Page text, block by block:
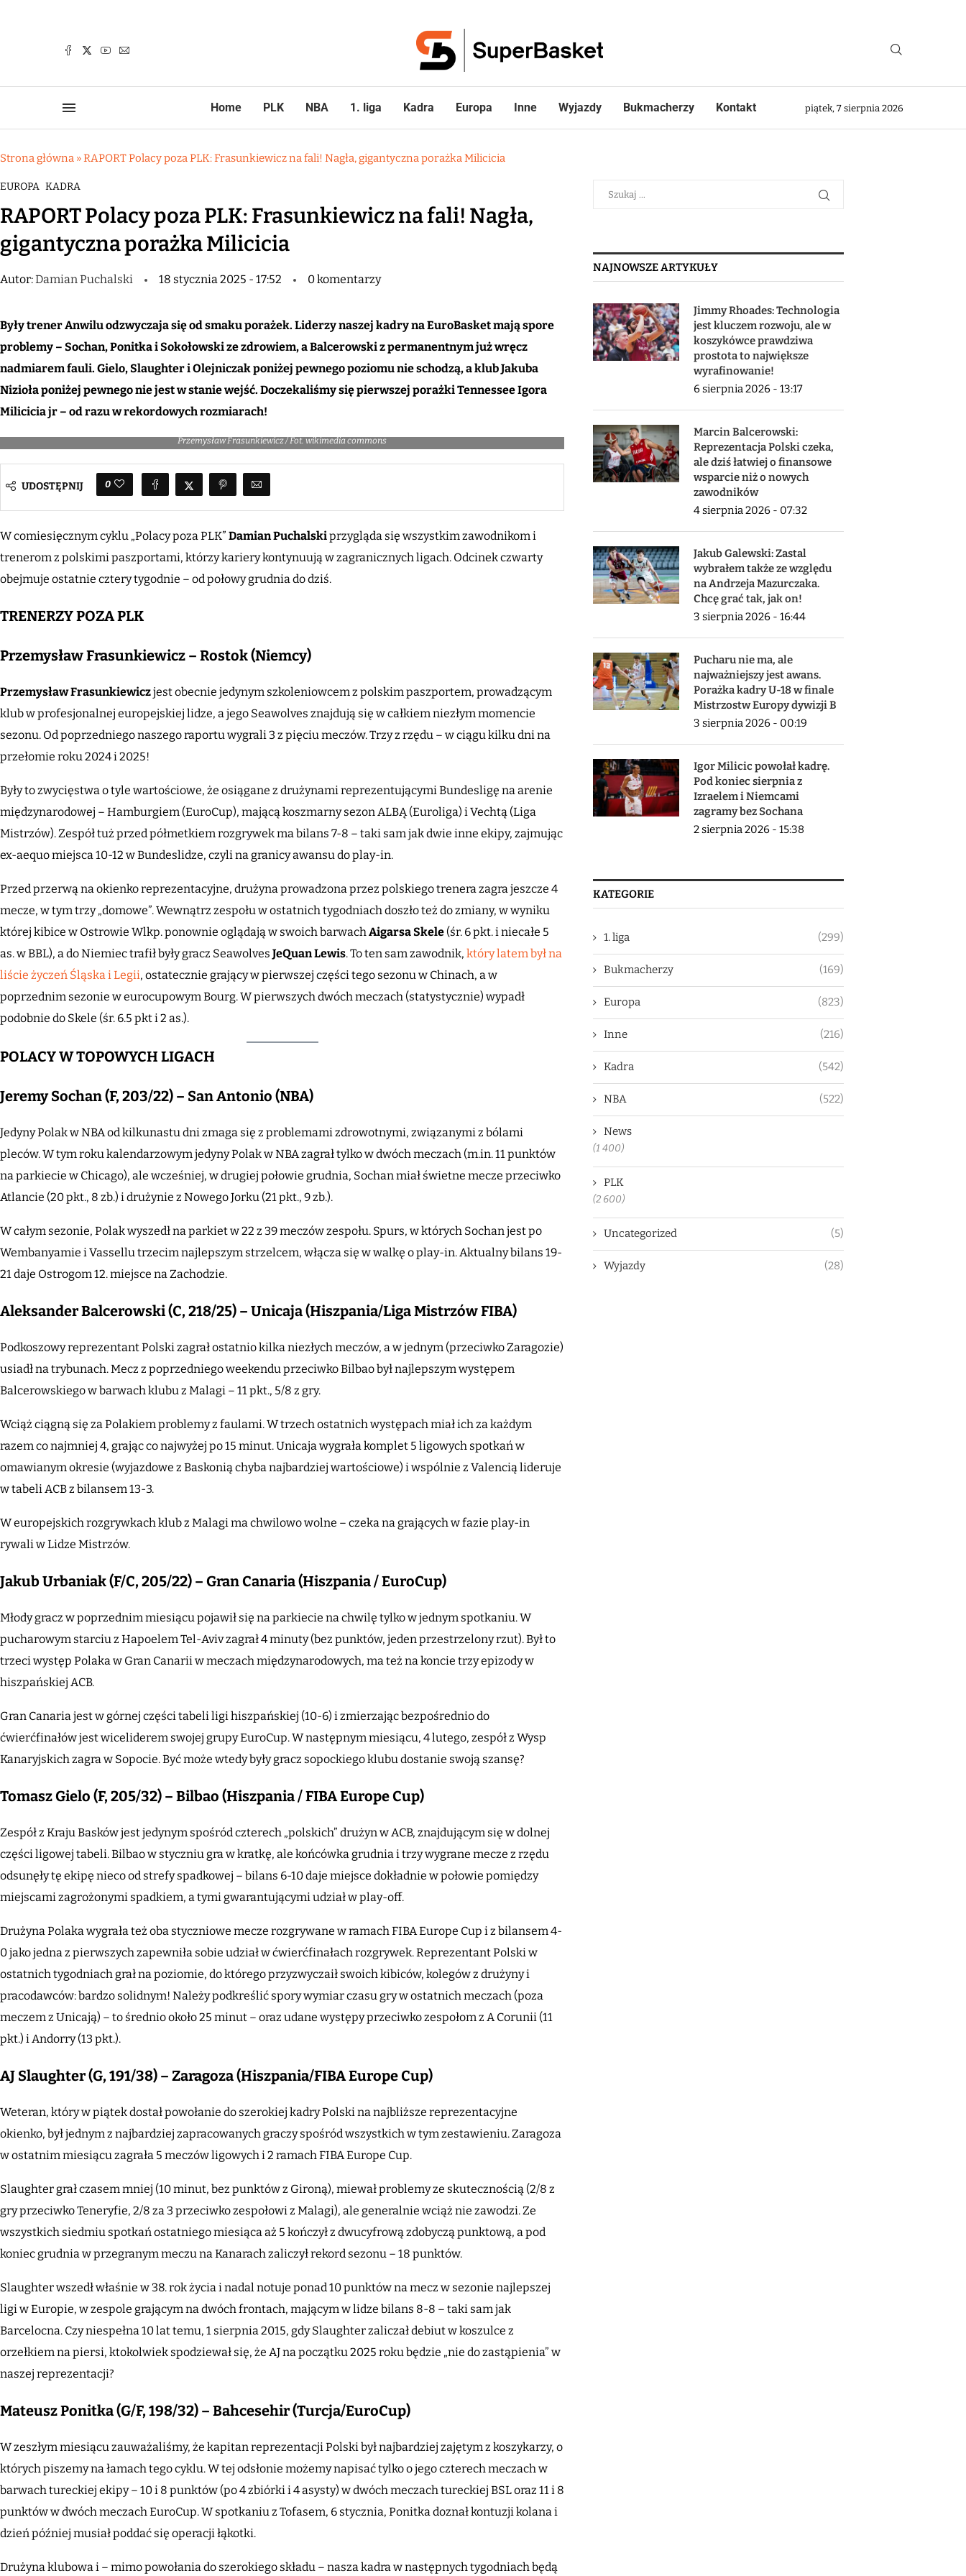
Home PLK NBA 1. liga Kadra Europa Inne Wyjazdy Bukmacherzy Kontakt piątek, 7 sierpnia 2026
Strona główna »RAPORT Polacy poza PLK: Frasunkiewicz na fali! Nagła, gigantyczna porażka Milicicia
EUROPA KADRA
RAPORT Polacy poza PLK: Frasunkiewicz na fali! Nagła,
gigantyczna porażka Milicicia
Autor:Damian Puchalski 18 stycznia 2025 - 17:52 0 komentarzy
Były trener Anwilu odzwyczaja się od smaku porażek. Liderzy naszej kadry na EuroBasket mają spore
problemy – Sochan, Ponitka i Sokołowski ze zdrowiem, a Balcerowski z permanentnym już wręcz
nadmiarem fauli. Gielo, Slaughter i Olejniczak poniżej pewnego poziomu nie schodzą, a klub Jakuba
Nizioła poniżej pewnego nie jest w stanie wejść. Doczekaliśmy się pierwszej porażki Tennessee Igora
Milicicia jr – od razu w rekordowych rozmiarach!
Przemysław Frasunkiewicz / Fot. wikimedia commons
UDOSTĘPNIJ 0
W comiesięcznym cyklu „Polacy poza PLK” Damian Puchalskiprzygląda się wszystkim zawodnikom i
trenerom z polskimi paszportami, którzy kariery kontynuują w zagranicznych ligach. Odcinek czwarty
obejmuje ostatnie cztery tygodnie – od połowy grudnia do dziś.
TRENERZY POZA PLK
Przemysław Frasunkiewicz – Rostok (Niemcy)
Przemysław Frasunkiewiczjest obecnie jedynym szkoleniowcem z polskim paszportem, prowadzącym
klub w profesjonalnej europejskiej lidze, a jego Seawolves znajdują się w całkiem niezłym momencie
sezonu. Od poprzedniego naszego raportu wygrali 3 z pięciu meczów. Trzy z rzędu – w ciągu kilku dni na
przełomie roku 2024 i 2025!
Były to zwycięstwa o tyle wartościowe, że osiągane z drużynami reprezentującymi Bundesligę na arenie
międzynarodowej – Hamburgiem (EuroCup), mającą koszmarny sezon ALBĄ (Euroliga) i Vechtą (Liga
Mistrzów). Zespół tuż przed półmetkiem rozgrywek ma bilans 7-8 – taki sam jak dwie inne ekipy, zajmując
ex-aequo miejsca 10-12 w Bundeslidze, czyli na granicy awansu do play-in.
Przed przerwą na okienko reprezentacyjne, drużyna prowadzona przez polskiego trenera zagra jeszcze 4
mecze, w tym trzy „domowe”. Wewnątrz zespołu w ostatnich tygodniach doszło też do zmiany, w wyniku
której kibice w Ostrowie Wlkp. ponownie oglądają w swoich barwachAigarsa Skele (śr. 6 pkt. i niecałe 5
as. w BBL), a do Niemiec trafił były gracz Seawolves JeQuan Lewis. To ten sam zawodnik, który latem był na
liście życzeń Śląska i Legii, ostatecznie grający w pierwszej części tego sezonu w Chinach, a w
poprzednim sezonie w eurocupowym Bourg. W pierwszych dwóch meczach (statystycznie) wypadł
podobnie do Skele (śr. 6.5 pkt i 2 as.).
POLACY W TOPOWYCH LIGACH
Jeremy Sochan (F, 203/22) – San Antonio (NBA)
Jedyny Polak w NBA od kilkunastu dni zmaga się z problemami zdrowotnymi, związanymi z bólami
pleców. W tym roku kalendarzowym jedyny Polak w NBA zagrał tylko w dwóch meczach (m.in. 11 punktów
na parkiecie w Chicago), ale wcześniej, w drugiej połowie grudnia, Sochan miał świetne mecze przeciwko
Atlancie (20 pkt., 8 zb.) i drużynie z Nowego Jorku (21 pkt., 9 zb.).
W całym sezonie, Polak wyszedł na parkiet w 22 z 39 meczów zespołu. Spurs, w których Sochan jest po
Wembanyamie i Vassellu trzecim najlepszym strzelcem, włącza się w walkę o play-in. Aktualny bilans 19-
21 daje Ostrogom 12. miejsce na Zachodzie.
Aleksander Balcerowski (C, 218/25) – Unicaja (Hiszpania/Liga Mistrzów FIBA)
Podkoszowy reprezentant Polski zagrał ostatnio kilka niezłych meczów, a w jednym (przeciwko Zaragozie)
usiadł na trybunach. Mecz z poprzedniego weekendu przeciwko Bilbao był najlepszym występem
Balcerowskiego w barwach klubu z Malagi – 11 pkt., 5/8 z gry.
Wciąż ciągną się za Polakiem problemy z faulami. W trzech ostatnich występach miał ich za każdym
razem co najmniej 4, grając co najwyżej po 15 minut. Unicaja wygrała komplet 5 ligowych spotkań w
omawianym okresie (wyjazdowe z Baskonią chyba najbardziej wartościowe) i wspólnie z Valencią lideruje
w tabeli ACB z bilansem 13-3.
W europejskich rozgrywkach klub z Malagi ma chwilowo wolne – czeka na grających w fazie play-in
rywali w Lidze Mistrzów.
Jakub Urbaniak (F/C, 205/22) – Gran Canaria (Hiszpania / EuroCup)
Młody gracz w poprzednim miesiącu pojawił się na parkiecie na chwilę tylko w jednym spotkaniu. W
pucharowym starciu z Hapoelem Tel-Aviv zagrał 4 minuty (bez punktów, jeden przestrzelony rzut). Był to
trzeci występ Polaka w Gran Canarii w meczach międzynarodowych, ma też na koncie trzy epizody w
hiszpańskiej ACB.
Gran Canaria jest w górnej części tabeli ligi hiszpańskiej (10-6) i zmierzając bezpośrednio do
ćwierćfinałów jest wiceliderem swojej grupy EuroCup. W następnym miesiącu, 4 lutego, zespół z Wysp
Kanaryjskich zagra w Sopocie. Być może wtedy były gracz sopockiego klubu dostanie swoją szansę?
Tomasz Gielo (F, 205/32) – Bilbao (Hiszpania / FIBA Europe Cup)
Zespół z Kraju Basków jest jedynym spośród czterech „polskich” drużyn w ACB, znajdującym się w dolnej
części ligowej tabeli. Bilbao w styczniu gra w kratkę, ale końcówka grudnia i trzy wygrane mecze z rzędu
odsunęły tę ekipę nieco od strefy spadkowej – bilans 6-10 daje miejsce dokładnie w połowie pomiędzy
miejscami zagrożonymi spadkiem, a tymi gwarantującymi udział w play-off.
Drużyna Polaka wygrała też oba styczniowe mecze rozgrywane w ramach FIBA Europe Cup i z bilansem 4-
0 jako jedna z pierwszych zapewniła sobie udział w ćwierćfinałach rozgrywek. Reprezentant Polski w
ostatnich tygodniach grał na poziomie, do którego przyzwyczaił swoich kibiców, kolegów z drużyny i
pracodawców: bardzo solidnym! Należy podkreślić spory wymiar czasu gry w ostatnich meczach (poza
meczem z Unicają) – to średnio około 25 minut – oraz udane występy przeciwko zespołom z A Corunii (11
pkt.) i Andorry (13 pkt.).
AJ Slaughter (G, 191/38) – Zaragoza (Hiszpania/FIBA Europe Cup)
Weteran, który w piątek dostał powołanie do szerokiej kadry Polski na najbliższe reprezentacyjne
okienko, był jednym z najbardziej zapracowanych graczy spośród wszystkich w tym zestawieniu. Zaragoza
w ostatnim miesiącu zagrała 5 meczów ligowych i 2 ramach FIBA Europe Cup.
Slaughter grał czasem mniej (10 minut, bez punktów z Gironą), miewał problemy ze skutecznością (2/8 z
gry przeciwko Teneryfie, 2/8 za 3 przeciwko zespołowi z Malagi), ale generalnie wciąż nie zawodzi. Ze
wszystkich siedmiu spotkań ostatniego miesiąca aż 5 kończył z dwucyfrową zdobyczą punktową, a pod
koniec grudnia w przegranym meczu na Kanarach zaliczył rekord sezonu – 18 punktów.
Slaughter wszedł właśnie w 38. rok życia i nadal notuje ponad 10 punktów na mecz w sezonie najlepszej
ligi w Europie, w zespole grającym na dwóch frontach, mającym w lidze bilans 8-8 – taki sam jak
Barcelocna. Czy niespełna 10 lat temu, 1 sierpnia 2015, gdy Slaughter zaliczał debiut w koszulce z
orzełkiem na piersi, ktokolwiek spodziewał się, że AJ na początku 2025 roku będzie „nie do zastąpienia” w
naszej reprezentacji?
Mateusz Ponitka (G/F, 198/32) – Bahcesehir (Turcja/EuroCup)
W zeszłym miesiącu zauważaliśmy, że kapitan reprezentacji Polski był najbardziej zajętym z koszykarzy, o
których piszemy na łamach tego cyklu. W tej odsłonie możemy napisać tylko o jego czterech meczach w
barwach tureckiej ekipy – 10 i 8 punktów (po 4 zbiórki i 4 asysty) w dwóch meczach tureckiej BSL oraz 11 i 8
punktów w dwóch meczach EuroCup. W spotkaniu z Tofasem, 6 stycznia, Ponitka doznał kontuzji kolana i
dzień później musiał poddać się operacji łąkotki.
Drużyna klubowa i – mimo powołania do szerokiego składu – nasza kadra w następnych tygodniach będą
NAJNOWSZE ARTYKUŁY
Jimmy Rhoades: Technologia
jest kluczem rozwoju, ale w
koszykówce prawdziwa
prostota to największe
wyrafinowanie!
6 sierpnia 2026 - 13:17
Marcin Balcerowski:
Reprezentacja Polski czeka,
ale dziś łatwiej o finansowe
wsparcie niż o nowych
zawodników
4 sierpnia 2026 - 07:32
Jakub Galewski: Zastal
wybrałem także ze względu
na Andrzeja Mazurczaka.
Chcę grać tak, jak on!
3 sierpnia 2026 - 16:44
Pucharu nie ma, ale
najważniejszy jest awans.
Porażka kadry U-18 w finale
Mistrzostw Europy dywizji B
3 sierpnia 2026 - 00:19
Igor Milicic powołał kadrę.
Pod koniec sierpnia z
Izraelem i Niemcami
zagramy bez Sochana
2 sierpnia 2026 - 15:38
KATEGORIE
1. liga (299)
Bukmacherzy (169)
Europa (823)
Inne (216)
Kadra (542)
NBA (522)
News
(1 400)
PLK
(2 600)
Uncategorized (5)
Wyjazdy (28)